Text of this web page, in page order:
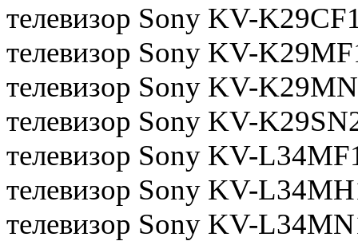
телевизор Sony KV-
телевизор Sony KV-
телевизор Sony KV-
телевизор Sony KV-
телевизор Sony KV-
телевизор Sony KV-
телевизор Sony KV-